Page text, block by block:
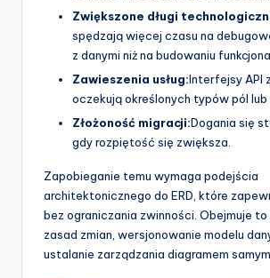
Zwiększone długi
spędzają więcej czasu na
z danymi niż na budowaniu
Zawieszenia usług:Interfejsy API
oczekują określonych typów pól lub
Złożoność migracji:Dogania się
gdy rozpiętość się zwiększa.
Zapobieganie temu wymaga podejścia
architektonicznego do ERD, które
bez ograniczania zwinności. Obejmuje
zasad zmian, wersjonowanie modelu
ustalanie zarządzania diagramem